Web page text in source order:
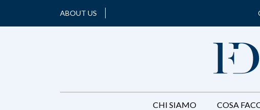
ABOUT US
CHI SIAMO COSA